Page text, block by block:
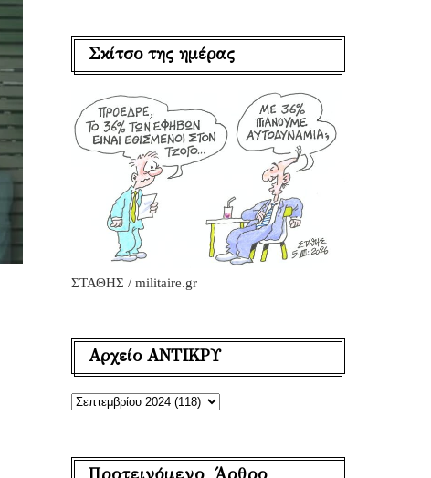
Σκίτσο της ημέρας
ΣΤΑΘΗΣ / militaire.gr
Αρχείο ΑΝΤΙΚΡΥ